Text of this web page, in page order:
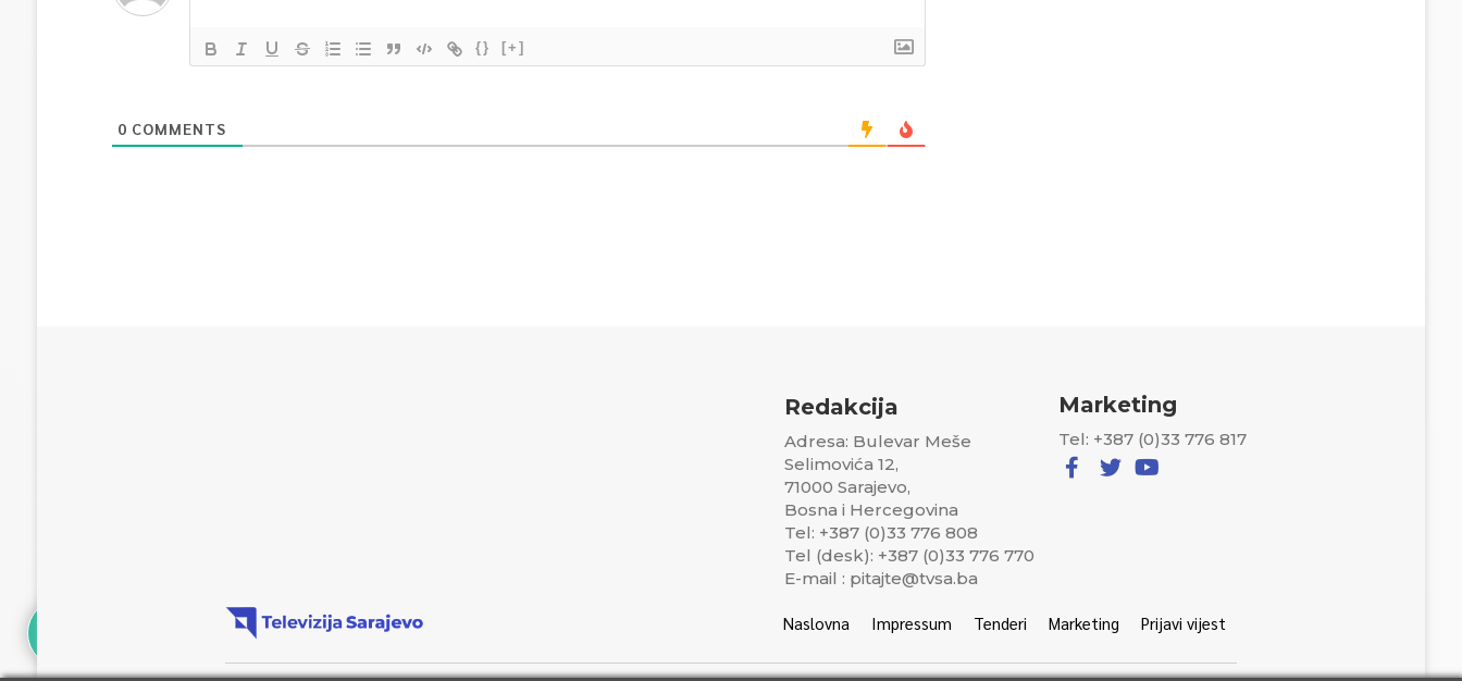
{} [+]
0 COMMENTS
Redakcija
Adresa: Bulevar Meše
Selimovića 12,
71000 Sarajevo,
Bosna i Hercegovina
Tel: +387 (0)33 776 808
Tel (desk): +387 (0)33 776 770
E-mail : pitajte@tvsa.ba
Marketing
Tel: +387 (0)33 776 817
Naslovna Impressum Tenderi Marketing Prijavi vijest